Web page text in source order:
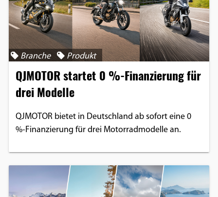
Branche Produkt
QJMOTOR startet 0 %-Finanzierung für
drei Modelle
QJMOTOR bietet in Deutschland ab sofort eine 0
%-Finanzierung für drei Motorradmodelle an.